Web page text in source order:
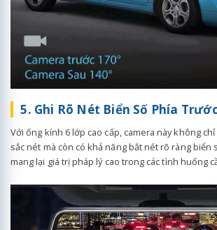
5. Ghi Rõ Nét Biển Số Phía Trước
Với ống kính 6 lớp cao cấp, camera này không
sắc nét mà còn có khả năng bắt nét rõ ràng biển
mang lại giá trị pháp lý cao trong các tình huống